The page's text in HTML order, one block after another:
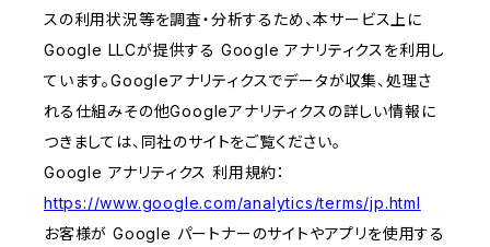
スの利用状況等を調査・分析するため、本サービス上に
Google LLCが提供する Google アナリティクスを利用し
ています。Googleアナリティクスでデータが収集、処理さ
れる仕組みその他Googleアナリティクスの詳しい情報に
つきましては、同社のサイトをご覧ください。
Google アナリティクス 利用規約：
https://www.google.com/analytics/terms/jp.html
お客様が Google パートナーのサイトやアプリを使用する